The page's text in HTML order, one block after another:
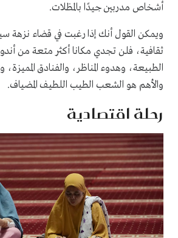
أشخاص مدربين جيدًا بالمظلات.
ويمكن القول أنك إذا رغبت في قضاء نزهة
ثقافية، فلن تجدي مكانا أكثر متعة من
الطبيعة، وهدوء المناظر، والفنادق المميزة،
والأهم هو الشعب الطيب اللطيف المضياف.
رحلة اقتصادية